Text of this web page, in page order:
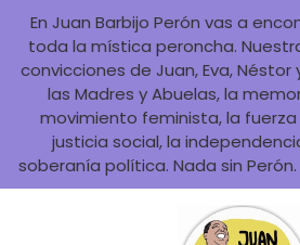
En Juan Barbijo Perón vas a
toda la mística peroncha.
convicciones de Juan, Eva, Néstor
las Madres y Abuelas, la
movimiento feminista, la
justicia social, la
soberanía política. Nada sin